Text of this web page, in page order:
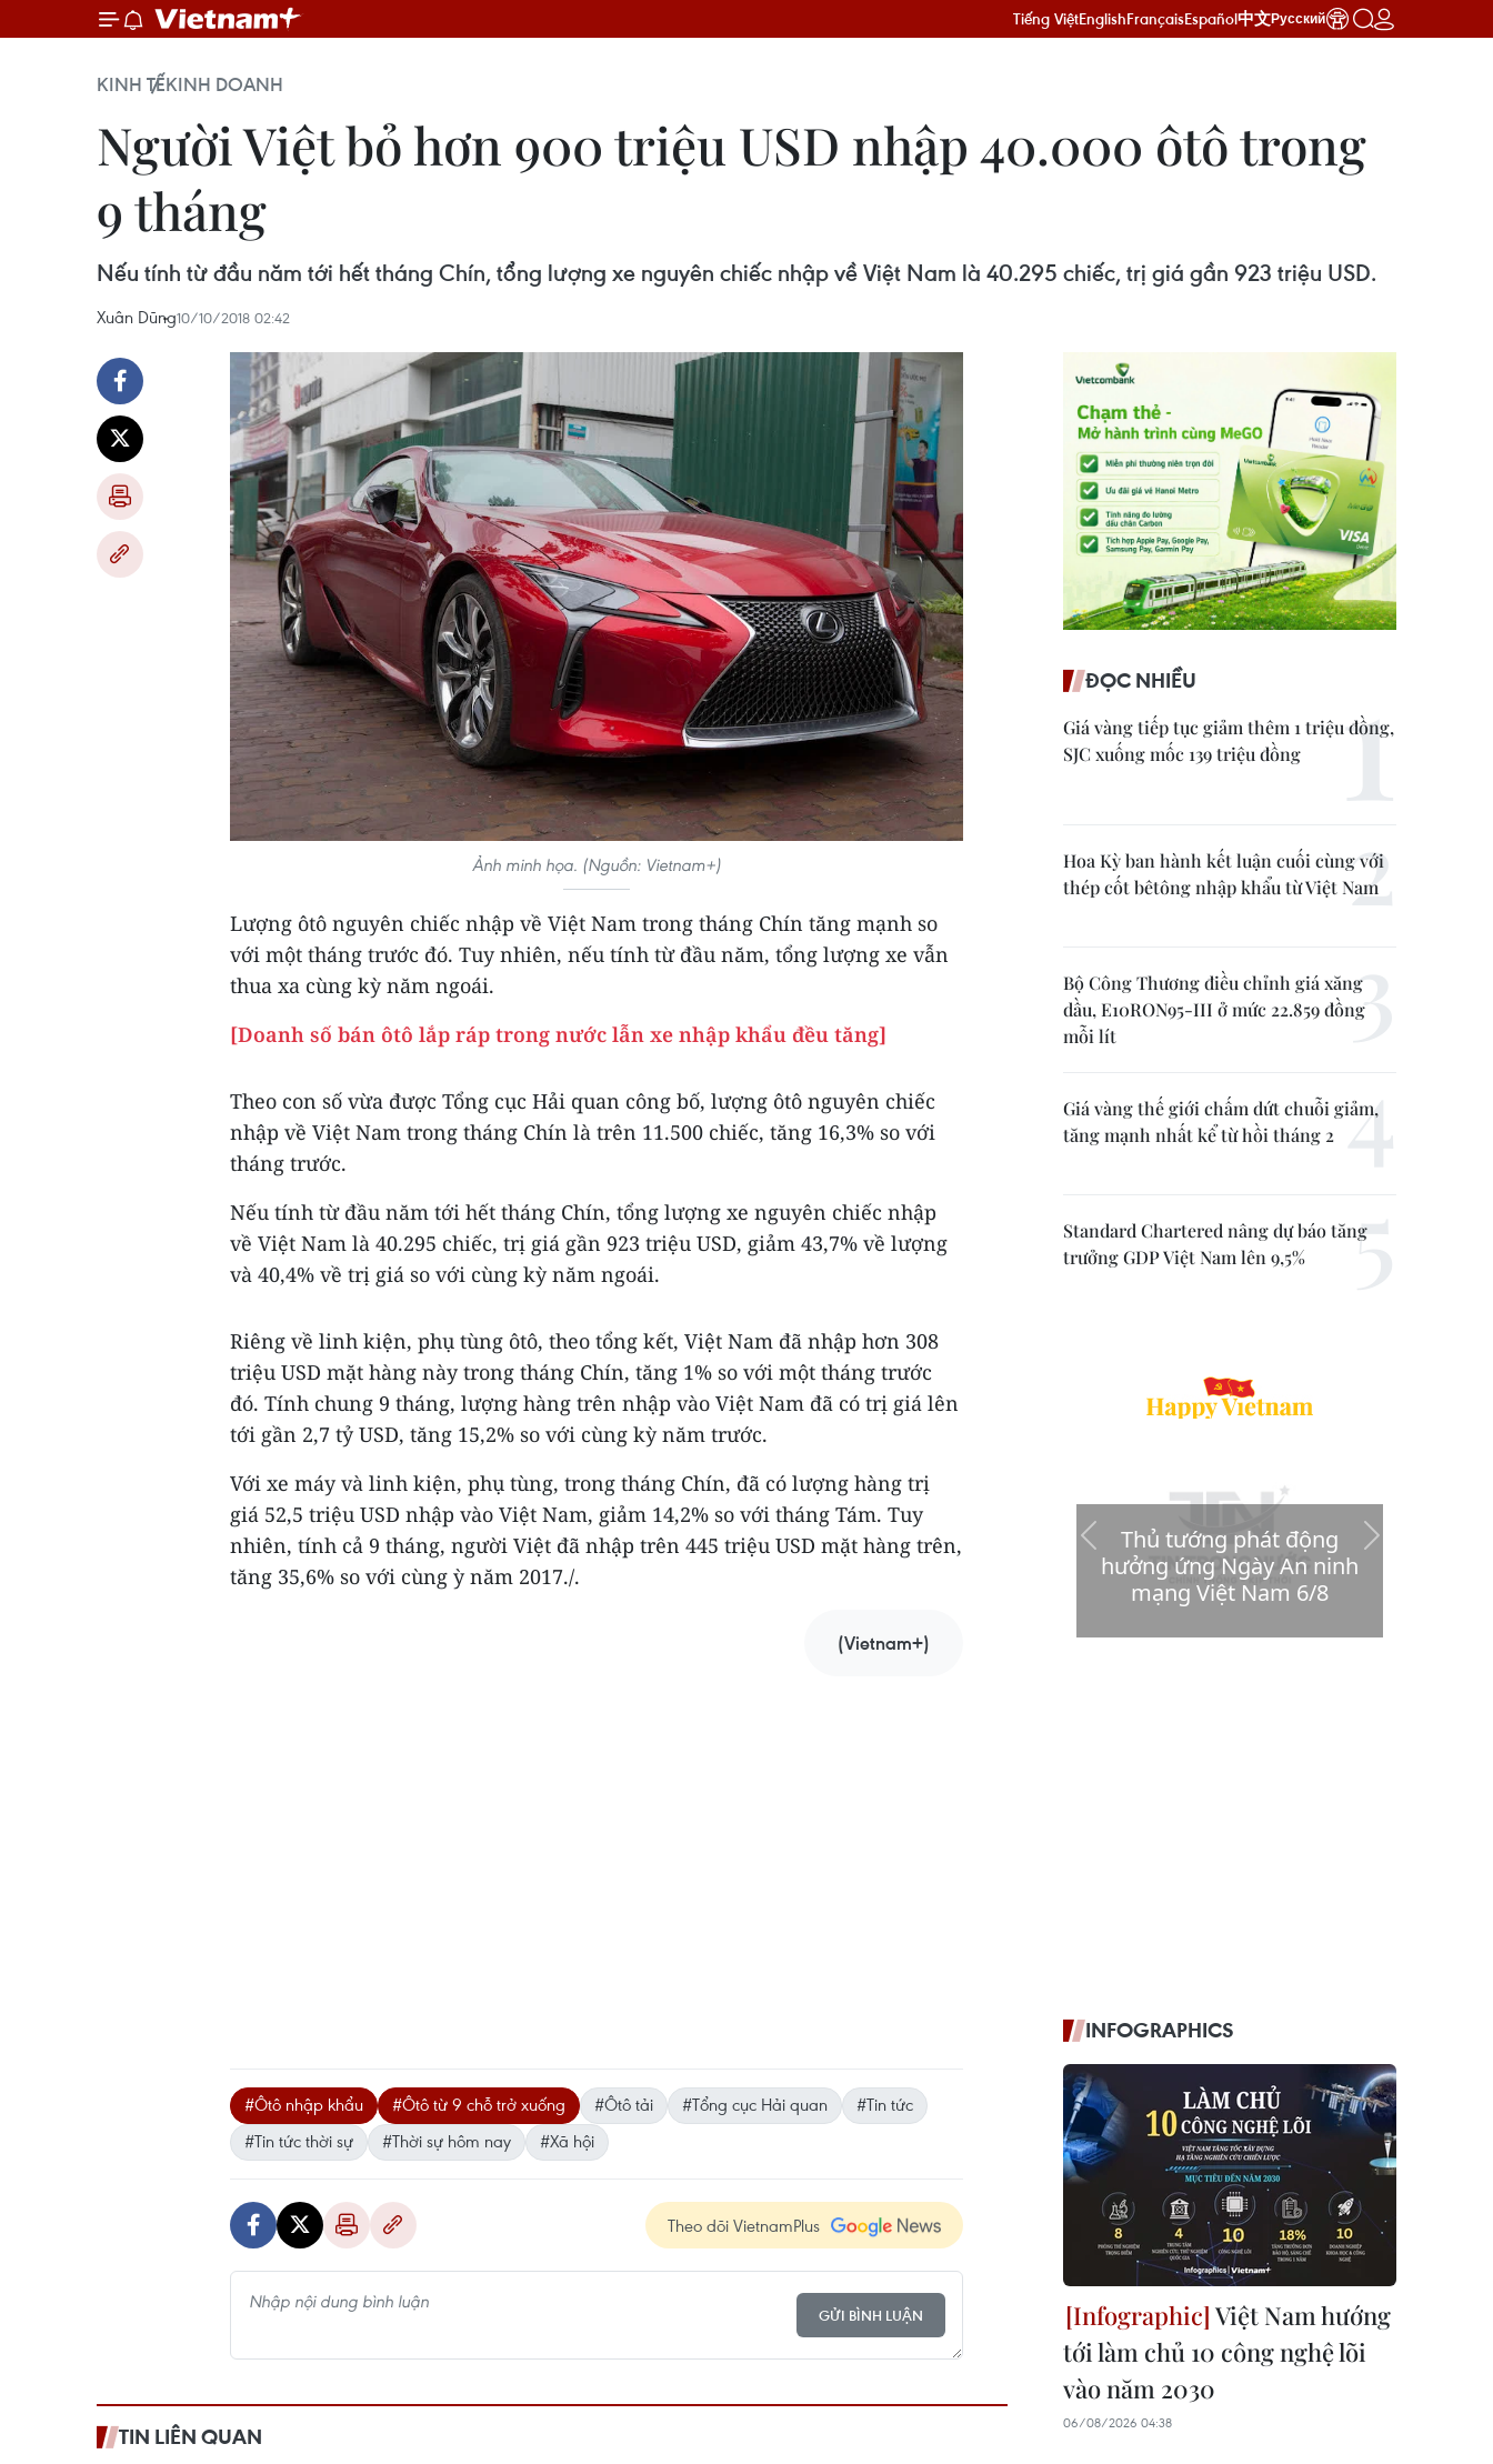
Tiếng ViệtEnglishFrançaisEspañol中文Русский
KINH TẾKINH DOANH
Người Việt bỏ hơn 900 triệu USD nhập 40.000 ôtô trong
9 tháng
Nếu tính từ đầu năm tới hết tháng Chín, tổng lượng xe nguyên chiếc nhập về Việt Nam là 40.295 chiếc, trị giá gần 923 triệu USD.
Xuân Dũng10/10/2018 02:42
Ảnh minh họa. (Nguồn: Vietnam+)
Lượng ôtô nguyên chiếc nhập về Việt Nam trong tháng Chín tăng mạnh so
với một tháng trước đó. Tuy nhiên, nếu tính từ đầu năm, tổng lượng xe vẫn
thua xa cùng kỳ năm ngoái.
[Doanh số bán ôtô lắp ráp trong nước lẫn xe nhập khẩu đều tăng]
Theo con số vừa được Tổng cục Hải quan công bố, lượng ôtô nguyên chiếc
nhập về Việt Nam trong tháng Chín là trên 11.500 chiếc, tăng 16,3% so với
tháng trước.
Nếu tính từ đầu năm tới hết tháng Chín, tổng lượng xe nguyên chiếc nhập
về Việt Nam là 40.295 chiếc, trị giá gần 923 triệu USD, giảm 43,7% về lượng
và 40,4% về trị giá so với cùng kỳ năm ngoái.
Riêng về linh kiện, phụ tùng ôtô, theo tổng kết, Việt Nam đã nhập hơn 308
triệu USD mặt hàng này trong tháng Chín, tăng 1% so với một tháng trước
đó. Tính chung 9 tháng, lượng hàng trên nhập vào Việt Nam đã có trị giá lên
tới gần 2,7 tỷ USD, tăng 15,2% so với cùng kỳ năm trước.
Với xe máy và linh kiện, phụ tùng, trong tháng Chín, đã có lượng hàng trị
giá 52,5 triệu USD nhập vào Việt Nam, giảm 14,2% so với tháng Tám. Tuy
nhiên, tính cả 9 tháng, người Việt đã nhập trên 445 triệu USD mặt hàng trên,
tăng 35,6% so với cùng ỳ năm 2017./.
(Vietnam+)
#Ôtô nhập khẩu #Ôtô từ 9 chỗ trở xuống #Ôtô tải #Tổng cục Hải quan
#Tin tức
#Tin tức thời sự
#Thời sự hôm nay #Xã hội
Theo dõi VietnamPlus
GỬI BÌNH LUẬN
TIN LIÊN QUAN
ĐỌC NHIỀU
Giá vàng tiếp tục giảm thêm 1 triệu đồng,
SJC xuống mốc 139 triệu đồng
Hoa Kỳ ban hành kết luận cuối cùng với
thép cốt bêtông nhập khẩu từ Việt Nam
Bộ Công Thương điều chỉnh giá xăng
dầu, E10RON95-III ở mức 22.859 đồng
mỗi lít
Giá vàng thế giới chấm dứt chuỗi giảm,
tăng mạnh nhất kể từ hồi tháng 2
Standard Chartered nâng dự báo tăng
trưởng GDP Việt Nam lên 9,5%
INFOGRAPHICS
Việt Nam hướng
tới làm chủ 10 công nghệ lõi
vào năm 2030
06/08/2026 04:38